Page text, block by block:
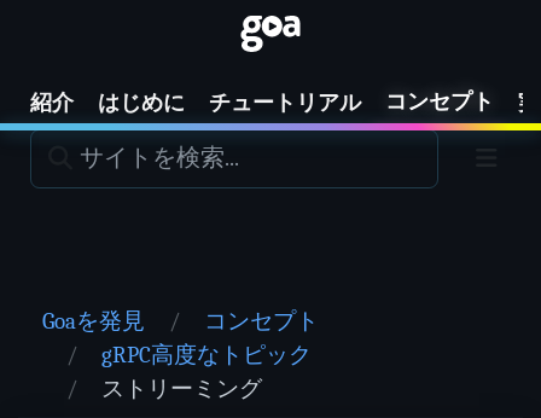
紹介 はじめに チュートリアル コンセプト
Goaを発見
コンセプト
gRPC高度なトピック
ストリーミング